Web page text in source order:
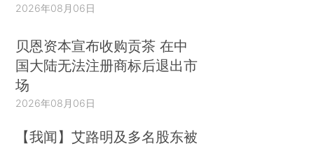
2026年08月06日
贝恩资本宣布收购贡茶 在中
国大陆无法注册商标后退出市
场
2026年08月06日
【我闻】艾路明及多名股东被